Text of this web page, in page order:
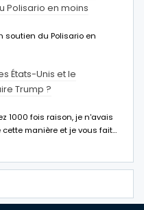
Polisario en moins
soutien du Polisario en
États-Unis et le
Trump ?
1000 fois raison, je n'avais
manière et je vous fait…